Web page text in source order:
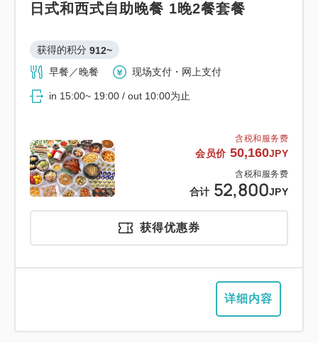
含税和服务费
会员价 50,160JPY
含税和服务费
合计 52,800JPY
日式和西式自助晚餐 1晚2餐套餐
获得的积分 912~
早餐／晚餐
现场支付・网上支付
in 15:00~ 19:00 / out 10:00为止
获得优惠券
详细内容